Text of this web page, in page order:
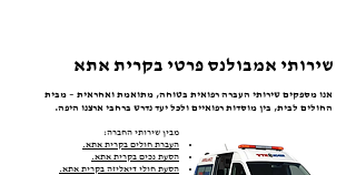
שירותי אמבולנס פרטי בקרית אתא
אנו מספקים שירותי העברה רפואית בטוחה, מתואמת ואחראית – מבית
החולים לבית, בין מוסדות רפואיים ולכל יעד נדרש ברחבי ארצנו היפה.
מבין שירותי החברה:
העברת חולים בקרית אתא.
הסעת נכים בקרית אתא.
הסעת חולי דיאליזה בקרית אתא.